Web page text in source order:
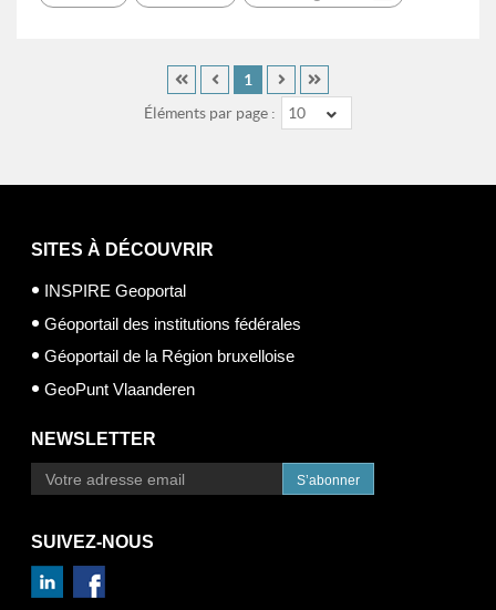
Éléments par page : 10
1
SITES À DÉCOUVRIR
INSPIRE Geoportal
Géoportail des institutions fédérales
Géoportail de la Région bruxelloise
GeoPunt Vlaanderen
NEWSLETTER
S’abonner
SUIVEZ-NOUS